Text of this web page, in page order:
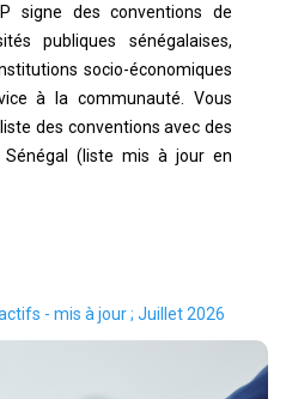
signe des conventions de
publiques sénégalaises,
socio-économiques
à la communauté. Vous
des conventions avec des
(liste mis à jour en
- mis à jour ; Juillet 2026